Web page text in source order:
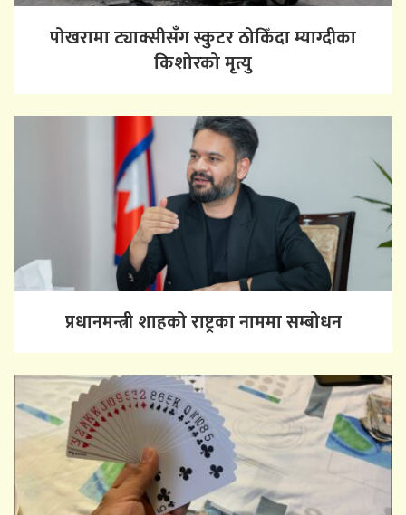
पोखरामा ट्याक्सीसँग स्कुटर ठोकिँदा म्याग्दीका
किशोरको मृत्यु
प्रधानमन्त्री शाहको राष्ट्रका नाममा सम्बोधन